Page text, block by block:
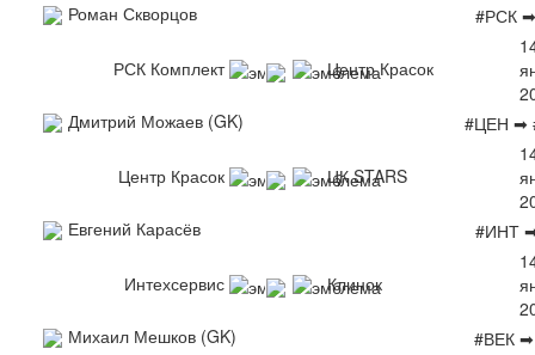
Роман Скворцов
#РСК
РСК Комплект Центр Красок
Дмитрий Можаев (GK)
#ЦЕН ➡
Центр Красок ЦК STARS
Евгений Карасёв
#ИНТ
Интехсервис Клинок
Михаил Мешков (GK)
#ВЕК